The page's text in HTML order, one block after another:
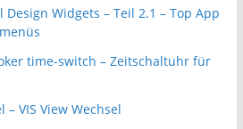
Design Widgets – Teil 2.1 – Top App
time-switch – Zeitschaltuhr für
– VIS View Wechsel